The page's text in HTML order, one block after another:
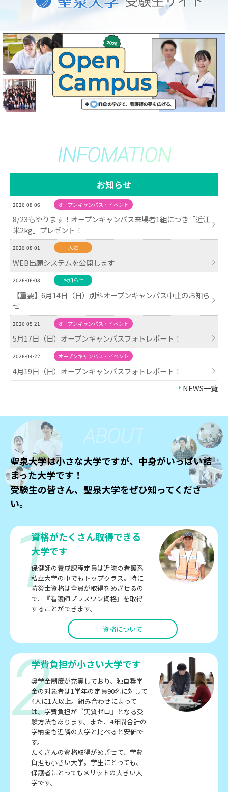
INFOMATION
お知らせ
2026-08-06 オープンキャンパス・イベント
8/23もやります！オープンキャンパス来場者1組につき「近江
米2kg」プレゼント！
2026-08-01 入試
WEB出願システムを公開します
2026-06-08 お知らせ
【重要】6月14日（日）別科オープンキャンパス中止のお知ら
せ
2026-05-21 オープンキャンパス・イベント
5月17日（日）オープンキャンパスフォトレポート！
2026-04-22 オープンキャンパス・イベント
4月19日（日）オープンキャンパスフォトレポート！
NEWS一覧
ABOUT
聖泉大学は小さな大学ですが、中身がいっぱい詰
まった大学です！
受験生の皆さん、聖泉大学をぜひ知ってくださ
い。
1資格がたくさん取得できる
大学です
保健師の養成課程定員は近隣の看護系
私立大学の中でもトップクラス。特に
防災士資格は全員が取得をめざせるの
で、『看護師プラスワン資格』を取得
することができます。
資格について
2学費負担が小さい大学です
奨学金制度が充実しており、独自奨学
金の対象者は1学年の定員90名に対して
4人に1人以上。組み合わせによって
は、学費負担が『実質ゼロ』となる受
験方法もあります。また、4年間合計の
学納金も近隣の大学と比べると安価で
す。
たくさんの資格取得がめざせて、学費
負担も小さい大学。学生にとっても、
保護者にとってもメリットの大きい大
学です。